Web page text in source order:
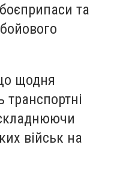
та
щодня
військ на